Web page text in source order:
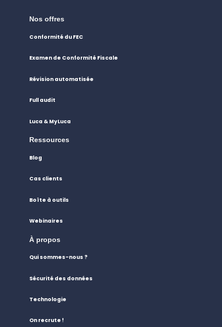
Nos offres
Conformité du FEC
Examen de Conformité Fiscale
Révision automatisée
Full audit
Luca & MyLuca
Ressources
Blog
Cas clients
Boîte à outils
Webinaires
À propos
Qui sommes-nous ?
Sécurité des données
Technologie
On recrute !